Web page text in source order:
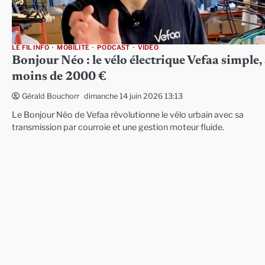
LE FIL INFO MOBILITÉ PODCAST VIDÉO
Bonjour Néo : le vélo électrique Vefaa simple,
moins de 2000 €
Gérald Bouchon dimanche 14 juin 2026 13:13
Le Bonjour Néo de Vefaa révolutionne le vélo urbain avec sa
transmission par courroie et une gestion moteur fluide.